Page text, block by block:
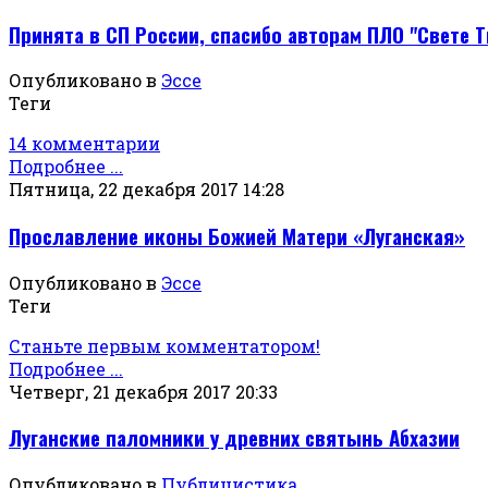
Принята в СП России, спасибо авторам ПЛО "Свете
Опубликовано в Эссе
Теги
14 комментарии
Подробнее ...
Пятница, 22 декабря 2017 14:28
Прославление иконы Божией Матери «Луганская»
Опубликовано в Эссе
Теги
Станьте первым комментатором!
Подробнее ...
Четверг, 21 декабря 2017 20:33
Луганские паломники у древних святынь Абхазии